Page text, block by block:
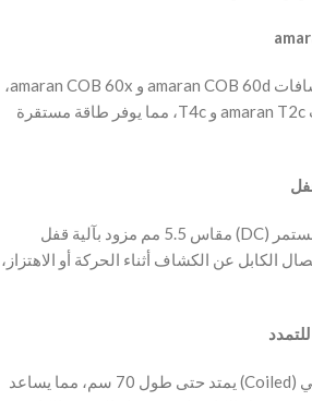
‫- يتوافق الكابل تماماً مع كشافات amaran COB 60d و amaran COB 60x،
بالإضافة إلى إضاءة الأنابيب amaran T2c و T4c، مما يوفر طاقة مستقرة
‫- يتميز الكابل بموصل تيار مستمر (DC) مقاس 5.5 مم مزود بآلية قفل
الكابل عن الكشاف أثناء الحركة أو الاهتزاز،
‫- يأتي الكابل بتصميم حلزوني (Coiled) يمتد حتى طول 70 سم، مما يساعد